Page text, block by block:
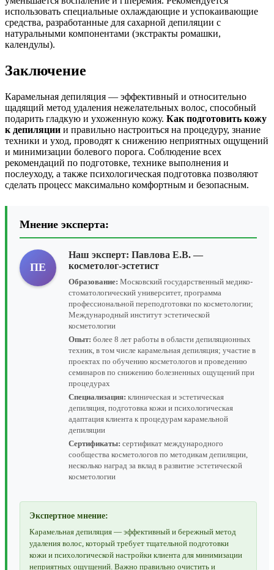
использовать специальные охлаждающие и успокаивающие
средства, разработанные для сахарной депиляции с
натуральными компонентами (экстракты ромашки,
календулы).
Заключение
Карамельная депиляция — эффективный и относительно
щадящий метод удаления нежелательных волос, способный
подарить гладкую и ухоженную кожу. Как подготовить кожу
к депиляции и правильно настроиться на процедуру, знание
техники и уход, проводят к снижению неприятных ощущений
и минимизации болевого порога. Соблюдение всех
рекомендаций по подготовке, технике выполнения и
послеуходу, а также психологическая подготовка позволяют
сделать процесс максимально комфортным и безопасным.
Мнение эксперта:
ПЕ
Наш эксперт: Павлова Е.В. —
косметолог-эстетист
Образование: Московский государственный медико-
стоматологический университет, программа
профессиональной переподготовки по косметологии;
Международный институт эстетической
косметологии
Опыт: более 8 лет работы в области депиляционных
техник, в том числе карамельная депиляция; участие в
проектах по обучению косметологов и проведению
семинаров по снижению болезненных ощущений при
процедурах
Специализация: клиническая и эстетическая
депиляция, подготовка кожи и психологическая
адаптация клиента к процедурам карамельной
депиляции
Сертификаты: сертификат международного
сообщества косметологов по методикам депиляции,
несколько наград за вклад в развитие эстетической
косметологии
Экспертное мнение:
Карамельная депиляция — эффективный и бережный метод
удаления волос, который требует тщательной подготовки
кожи и психологической настройки клиента для минимизации
неприятных ощущений. Важно правильно очистить и